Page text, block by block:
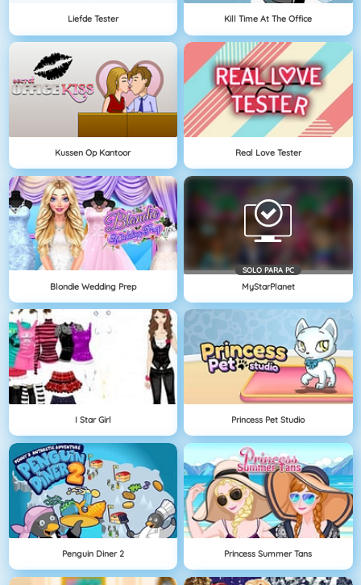
Liefde Tester Kill Time At The Office
Kussen Op Kantoor Real Love Tester
Blondie Wedding Prep
SOLO PARA PC
MyStarPlanet
I Star Girl Princess Pet Studio
Penguin Diner 2 Princess Summer Tans